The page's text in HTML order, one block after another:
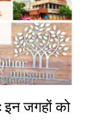
इन जगहों को